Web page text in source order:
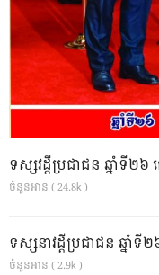
ទស្សវដ្តីប្រជាជន ឆ្នាំទី២
ចំនួនអាន ( 24.8k )
ទស្សនាវដ្ដីប្រជាជន ឆ្នាំ
ចំនួនអាន ( 2.9k )